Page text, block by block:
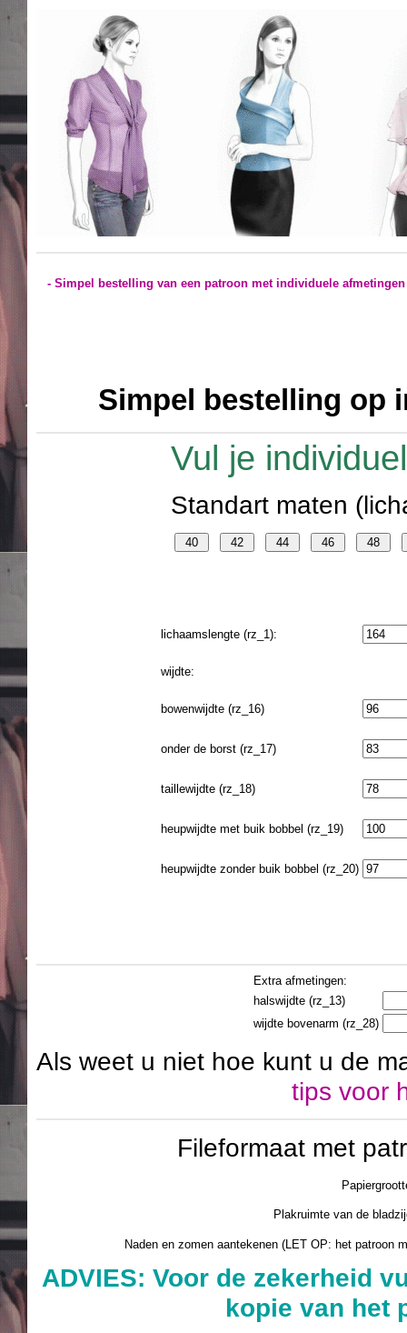
- Simpel bestelling van een patroon met individuele afmetingen
Simpel bestelling op
Vul je
Standart maten
lichaamslengte (rz_1):
wijdte:
bowenwijdte (rz_16)
onder de borst (rz_17)
taillewijdte (rz_18)
heupwijdte met buik bobbel (rz_19)
heupwijdte zonder buik bobbel (rz_20)
Extra afmetingen:
halswijdte (rz_13)
wijdte bovenarm (rz_28)
Als weet u niet hoe kunt u de
tips voor
Fileformaat met
Plakruimte van de
Naden en zomen aantekenen (LET OP: het
ADVIES: Voor de zekerheid
kopie van het